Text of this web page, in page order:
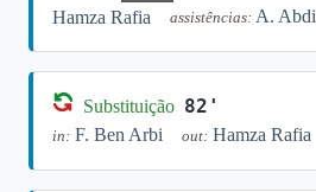
Hamza Rafia assistências: A. Abdi
Substituição 82'
in: F. Ben Arbi out: Hamza Rafia